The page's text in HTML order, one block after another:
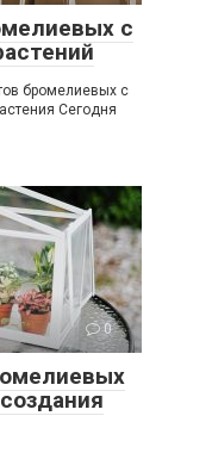
с
бромелиевых с
Сегодня
0